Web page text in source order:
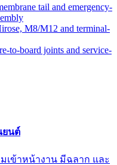
tail and emergency-
M8/M12 and terminal-
to-board joints and service-
ยนต์
เข้าหน้างาน มีฉลาก และ